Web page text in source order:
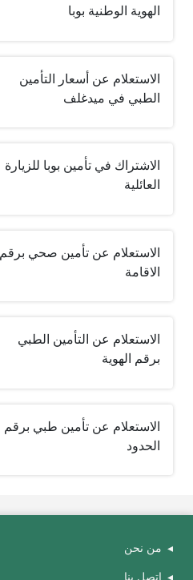
الهوية الوطنية بوبا
الاستعلام عن أسعار التأمين
الطبي في ميدغلف
الاشتراك في تأمين بوبا للزيارة
العائلية
الاستعلام عن تأمين صحي برقم
الاقامة
الاستعلام عن التأمين الطبي
برقم الهوية
الاستعلام عن تأمين طبي برقم
الحدود
من نحن
اتصل بنا